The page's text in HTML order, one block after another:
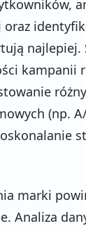
najlepiej.
kampanii
(np.
marki
Analiza